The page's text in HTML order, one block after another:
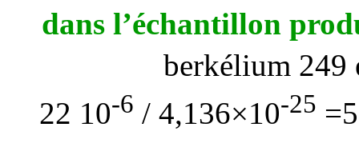
dans l’échantillon
berkélium 249
22 10-6 / 4,136×10-25